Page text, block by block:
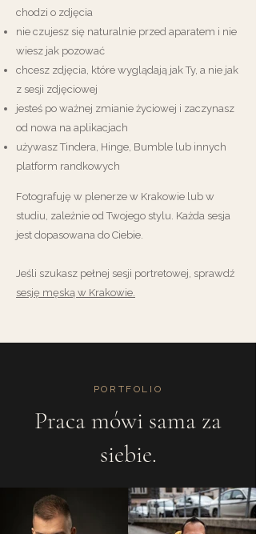
chodzi o zdjęcia
nie czujesz się naturalnie przed aparatem i nie
wiesz jak pozować
chcesz zdjęcia, które wyglądają jak Ty, a nie jak
z sesji zdjęciowej
jesteś po ważnej zmianie życiowej i zaczynasz
od nowa na aplikacjach
używasz Tindera, Hinge, Bumble lub innych
platform randkowych
Fotografuję w plenerze w Krakowie lub w
studiu, zależnie od Twojego stylu. Każda sesja
jest dopasowana do Ciebie.
Jeśli szukasz pełnej sesji portretowej, sprawdź
sesję męską w Krakowie.
PORTFOLIO
Praca mówi sama za
siebie.